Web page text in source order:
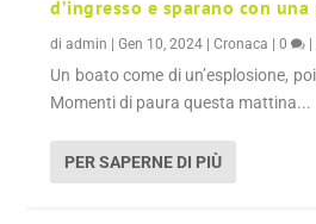
d’ingresso e sparano con
diadmin |Gen 10, 2024 |Cronaca |0 |
Un boato come di un’esplosione,
Momenti di paura questa mattina...
PER SAPERNE DI PIÙ